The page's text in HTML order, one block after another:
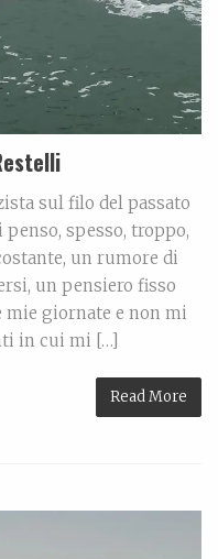
sul filo del passato
spesso, troppo,
un rumore di
un pensiero fisso
mie giornate e non mi
in cui mi […]
Read More